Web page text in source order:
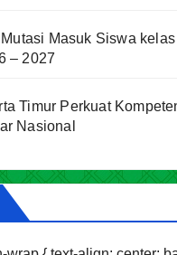
Masuk Siswa kelas
– 2027
Timur Perkuat
Nasional